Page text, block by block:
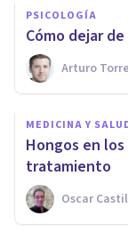
PSICOLOGÍA
Cómo dejar
Arturo
MEDICINA Y
Hongos en
tratamiento
Oscar